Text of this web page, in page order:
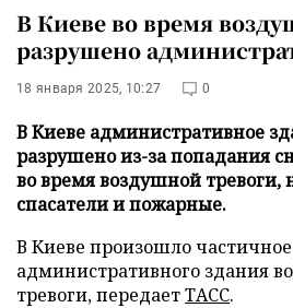
В Киеве во время
разрушено
18 января 2025, 10:27 0
В Киеве административное
разрушено из-за попадания
во время воздушной тревоги,
спасатели и пожарные.
В Киеве произошло
административного здания
тревоги, передаетТАСС.